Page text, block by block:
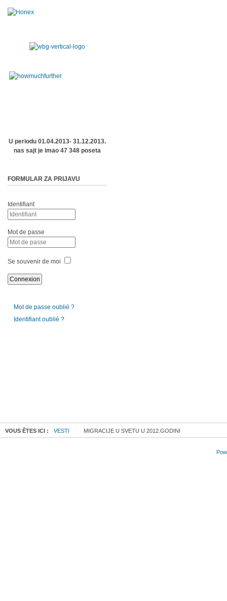
U periodu 01.04.2013- 31.12.2013.
nas sajt je imao 47 348 poseta
FORMULAR ZA PRIJAVU
Identifiant
Mot de passe
Se souvenir de moi
Mot de passe oublié ?
Identifiant oublié ?
VOUS ÊTES ICI : VESTI MIGRACIJE U SVETU U 2012.GODINI